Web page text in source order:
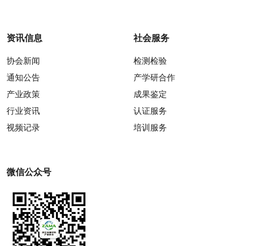
资讯信息
协会新闻
通知公告
产业政策
行业资讯
视频记录
社会服务
检测检验
产学研合作
成果鉴定
认证服务
培训服务
微信公众号